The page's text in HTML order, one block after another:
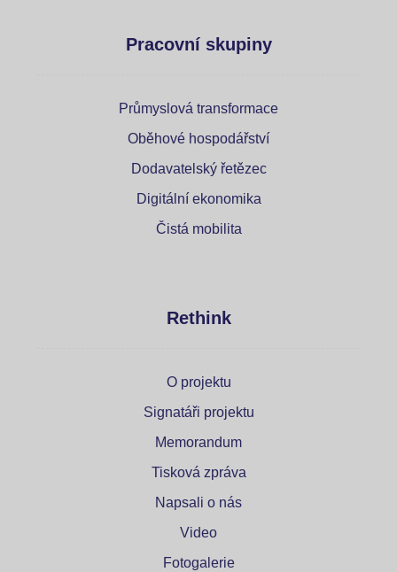
Pracovní skupiny
Průmyslová transformace
Oběhové hospodářství
Dodavatelský řetězec
Digitální ekonomika
Čistá mobilita
Rethink
O projektu
Signatáři projektu
Memorandum
Tisková zpráva
Napsali o nás
Video
Fotogalerie